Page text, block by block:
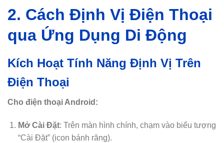
2. Cách Định Vị Điện Thoại
qua Ứng Dụng Di Động
Kích Hoạt Tính Năng Định Vị Trên
Điện Thoại
Cho điện thoại Android:
Mở Cài Đặt: Trên màn hình chính, chạm vào biểu tượng
“Cài Đặt” (icon bánh răng).